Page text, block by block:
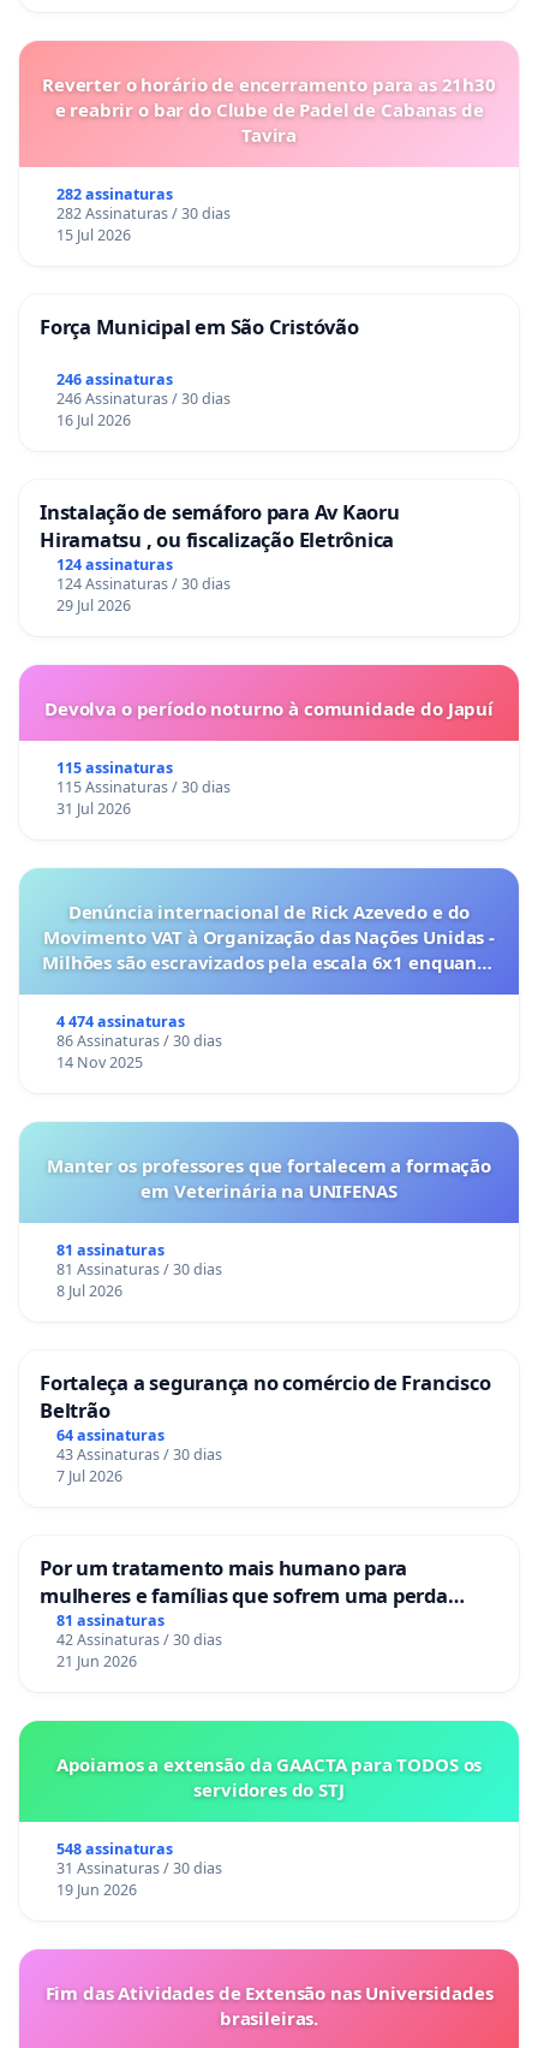
Reverter o horário de encerramento para as 21h30
e reabrir o bar do Clube de Padel de Cabanas de
Tavira
282 assinaturas
282 Assinaturas / 30 dias
15 Jul 2026
Força Municipal em São Cristóvão
246 assinaturas
246 Assinaturas / 30 dias
16 Jul 2026
Instalação de semáforo para Av Kaoru
Hiramatsu , ou fiscalização Eletrônica
124 assinaturas
124 Assinaturas / 30 dias
29 Jul 2026
Devolva o período noturno à comunidade do Japuí
115 assinaturas
115 Assinaturas / 30 dias
31 Jul 2026
Denúncia internacional de Rick Azevedo e do
Movimento VAT à Organização das Nações Unidas -
Milhões são escravizados pela escala 6x1 enquanto
4 474 assinaturas
86 Assinaturas / 30 dias
14 Nov 2025
Manter os professores que fortalecem a formação
em Veterinária na UNIFENAS
81 assinaturas
81 Assinaturas / 30 dias
8 Jul 2026
Fortaleça a segurança no comércio de Francisco
Beltrão
64 assinaturas
43 Assinaturas / 30 dias
7 Jul 2026
Por um tratamento mais humano para
mulheres e famílias que sofrem uma perda
gestacional nos hospitais portugueses
81 assinaturas
42 Assinaturas / 30 dias
21 Jun 2026
Apoiamos a extensão da GAACTA para TODOS os
servidores do STJ
548 assinaturas
31 Assinaturas / 30 dias
19 Jun 2026
Fim das Atividades de Extensão nas Universidades
brasileiras.